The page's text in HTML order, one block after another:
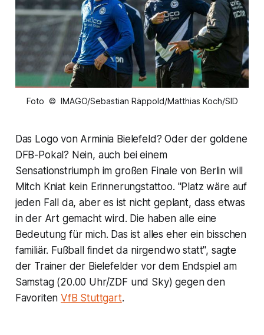
Foto © IMAGO/Sebastian Räppold/Matthias Koch/SID
Das Logo von Arminia Bielefeld? Oder der goldene
DFB-Pokal? Nein, auch bei einem
Sensationstriumph im großen Finale von Berlin will
Mitch Kniat kein Erinnerungstattoo. "Platz wäre auf
jeden Fall da, aber es ist nicht geplant, dass etwas
in der Art gemacht wird. Die haben alle eine
Bedeutung für mich. Das ist alles eher ein bisschen
familiär. Fußball findet da nirgendwo statt", sagte
der Trainer der Bielefelder vor dem Endspiel am
Samstag (20.00 Uhr/ZDF und Sky) gegen den
FavoritenVfB Stuttgart.